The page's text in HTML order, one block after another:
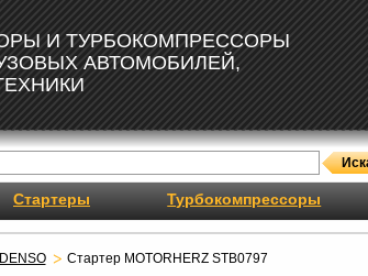
И ТУРБОКОМПРЕССОРЫ
АВТОМОБИЛЕЙ,
Стартеры Турбокомпрессоры
Стартер MOTORHERZ STB0797